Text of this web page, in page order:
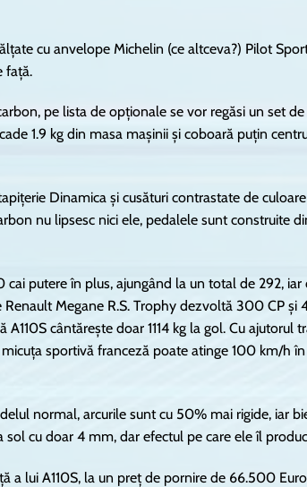
cu anvelope Michelin (ce altceva?) Pilot
față.
pe lista de opționale se vor regăsi un set
1.9 kg din masa mașinii și coboară puțin
Dinamica și cusături contrastate de
nu lipsesc nici ele, pedalele sunt construite
putere în plus, ajungând la un total de 292,
Megane R.S. Trophy dezvoltă 300 CP
cântărește doar 1114 kg la gol. Cu ajutorul
sportivă franceză poate atinge 100 km/h
normal, arcurile sunt cu 50% mai rigide, iar
cu doar 4 mm, dar efectul pe care ele îl
a lui A110S, la un preț de pornire de 66.500